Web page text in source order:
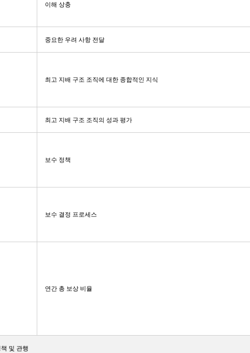
이해 상충
중요한 우려 사항 전달
최고 지배 구조 조직에 대한 종합적인 지식
최고 지배 구조 조직의 성과 평가
보수 정책
보수 결정 프로세스
연간 총 보상 비율
및 관행